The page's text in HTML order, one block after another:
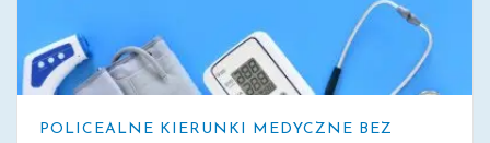
POLICEALNE KIERUNKI MEDYCZNE BEZ